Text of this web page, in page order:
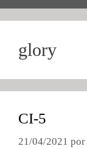
glory
CI-5
21/04/2021 por